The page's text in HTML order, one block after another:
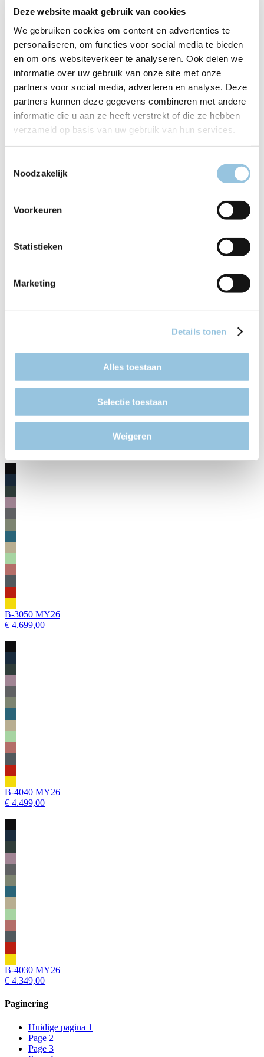
Deze website maakt gebruik van cookies
We gebruiken cookies om content en advertenties te
personaliseren, om functies voor social media te bieden
en om ons websiteverkeer te analyseren. Ook delen we
informatie over uw gebruik van onze site met onze
partners voor social media, adverteren en analyse. Deze
partners kunnen deze gegevens combineren met andere
informatie die u aan ze heeft verstrekt of die ze hebben
verzameld op basis van uw gebruik van hun services.
Noodzakelijk
Voorkeuren
Statistieken
Marketing
Details tonen
Alles toestaan
Selectie toestaan
Weigeren
€ 5.299,00
B-3050 MY26
€ 4.699,00
B-4040 MY26
€ 4.499,00
B-4030 MY26
€ 4.349,00
Paginering
Huidige pagina 1
Page 2
Page 3